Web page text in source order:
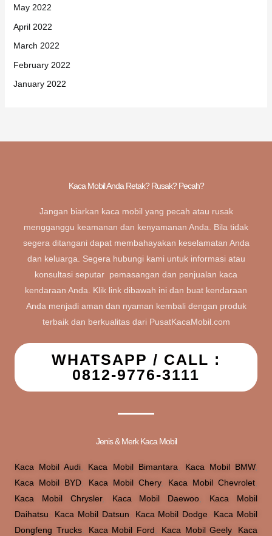
May 2022
April 2022
March 2022
February 2022
January 2022
Kaca Mobil Anda Retak? Rusak? Pecah?
Jangan biarkan kaca mobil yang pecah atau rusak
mengganggu keamanan dan kenyamanan Anda. Bila tidak
segera ditangani dapat membahayakan keselamatan Anda
dan keluarga. Segera hubungi kami untuk informasi atau
konsultasi seputar pemasangan dan penjualan kaca
kendaraan Anda. Klik link dibawah ini dan buat kendaraan
Anda menjadi aman dan nyaman kembali dengan produk
terbaik dan berkualitas dari PusatKacaMobil.com
WHATSAPP / CALL :
0812-9776-3111
Jenis & Merk Kaca Mobil
Kaca Mobil Audi, Kaca Mobil Bimantara, Kaca Mobil BMW,
Kaca Mobil BYD, Kaca Mobil Chery, Kaca Mobil Chevrolet,
Kaca Mobil Chrysler, Kaca Mobil Daewoo, Kaca Mobil
Daihatsu, Kaca Mobil Datsun, Kaca Mobil Dodge, Kaca Mobil
Dongfeng Trucks, Kaca Mobil Ford, Kaca Mobil Geely, Kaca